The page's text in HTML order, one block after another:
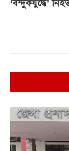
‘বন্দুকযুদ্ধে’ নিহত